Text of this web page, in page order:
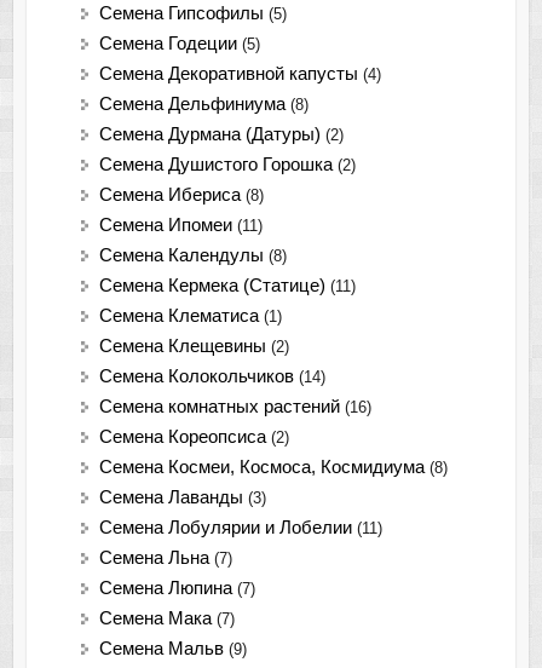
Семена Гипсофилы (5)
Семена Годеции (5)
Семена Декоративной капусты (4)
Семена Дельфиниума (8)
Семена Дурмана (Датуры) (2)
Семена Душистого Горошка (2)
Семена Ибериса (8)
Семена Ипомеи (11)
Семена Календулы (8)
Семена Кермека (Статице) (11)
Семена Клематиса (1)
Семена Клещевины (2)
Семена Колокольчиков (14)
Семена комнатных растений (16)
Семена Кореопсиса (2)
Семена Космеи, Космоса, Космидиума (8)
Семена Лаванды (3)
Семена Лобулярии и Лобелии (11)
Семена Льна (7)
Семена Люпина (7)
Семена Мака (7)
Семена Мальв (9)